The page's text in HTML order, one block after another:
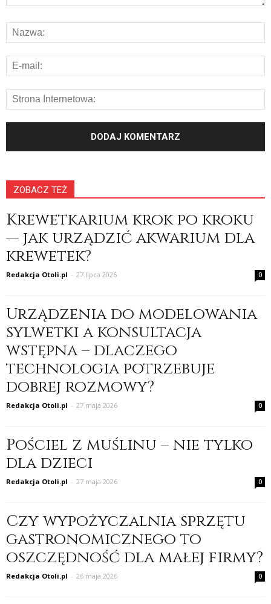
ZOBACZ TEŻ
Krewetkarium krok po kroku
— jak urządzić akwarium dla
krewetek?
Redakcja Otoli.pl - 27 lipca 2026 0
Urządzenia do modelowania
sylwetki a konsultacja
wstępna – dlaczego
technologia potrzebuje
dobrej rozmowy?
Redakcja Otoli.pl - 27 maja 2026 0
Pościel z muślinu – nie tylko
dla dzieci
Redakcja Otoli.pl - 27 maja 2026 0
Czy wypożyczalnia sprzętu
gastronomicznego to
oszczędność dla małej firmy?
Redakcja Otoli.pl - 26 maja 2026 0